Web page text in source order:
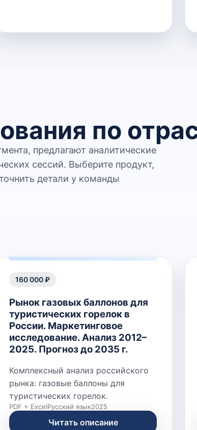
по
предлагают аналитические
сессий. Выберите продукт,
детали у команды
160 000 ₽
Рынок газовых баллонов для
туристических горелок в
России. Маркетинговое
исследование. Анализ 2012–
2025. Прогноз до 2035 г.
Комплексный анализ российского
рынка: газовые баллоны для
туристических горелок.
PDF + ExcelРусский язык2025
Читать описание